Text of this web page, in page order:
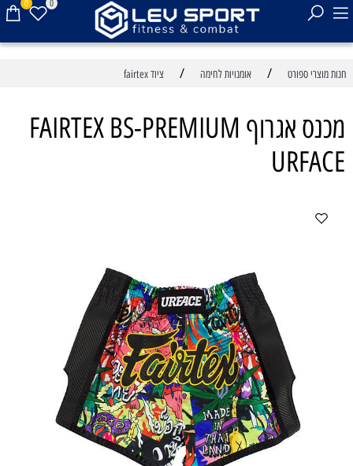
0 0
חנות מוצרי ספורט / אומנויות לחימה / ציוד fairtex
מכנס אגרוף FAIRTEX BS-PREMIUM
URFACE